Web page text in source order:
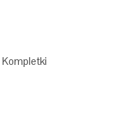
Kompletki